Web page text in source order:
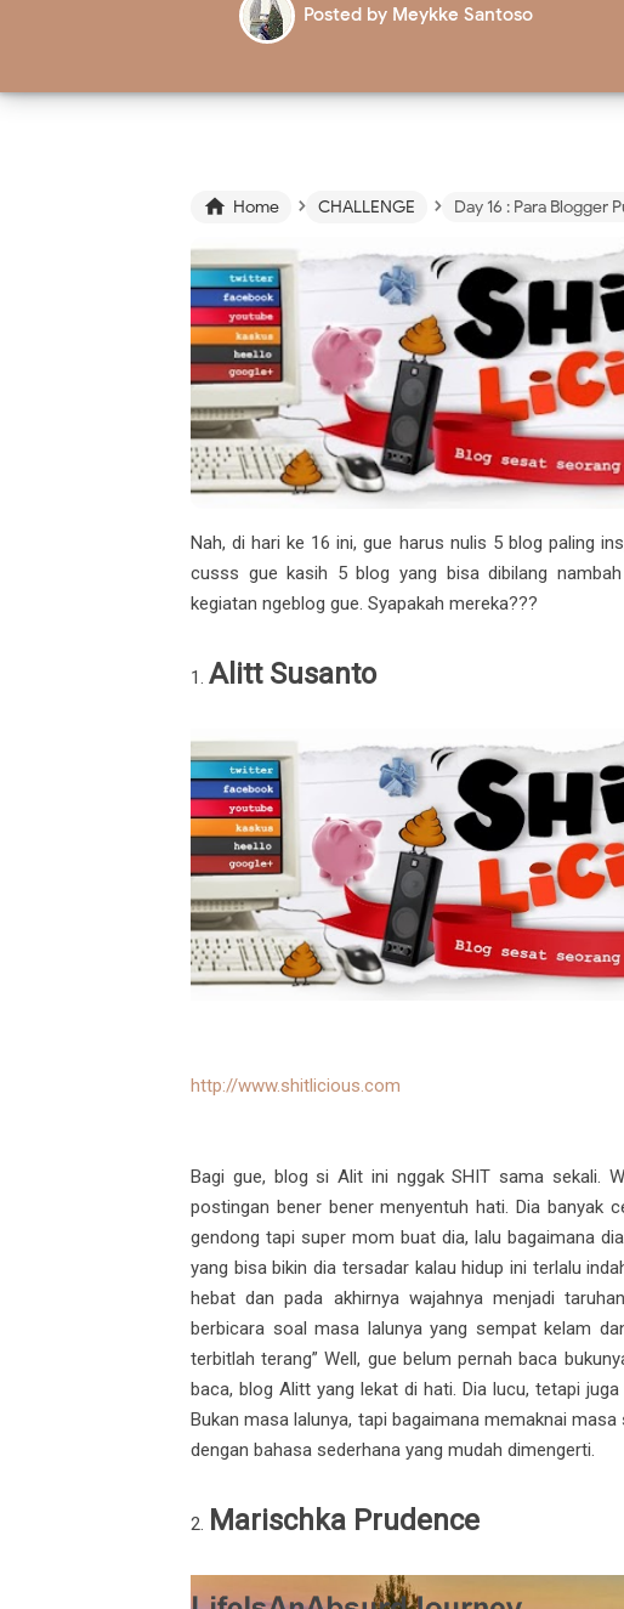
Posted by Meykke Santoso
 Home › CHALLENGE › Day 16 : Para Blogger
Nah, di hari ke 16 ini, gue harus nulis 5 blog paling
cusss gue kasih 5 blog yang bisa dibilang
kegiatan ngeblog gue. Syapakah mereka???
1. Alitt Susanto
http://www.shitlicious.com
Bagi gue, blog si Alit ini nggak SHIT sama sekali.
postingan bener bener menyentuh hati. Dia banyak
gendong tapi super mom buat dia, lalu bagaimana
yang bisa bikin dia tersadar kalau hidup ini terlalu
hebat dan pada akhirnya wajahnya menjadi
berbicara soal masa lalunya yang sempat kelam
terbitlah terang” Well, gue belum pernah baca
baca, blog Alitt yang lekat di hati. Dia lucu, tetapi
Bukan masa lalunya, tapi bagaimana memaknai
dengan bahasa sederhana yang mudah dimengerti.
2. Marischka Prudence